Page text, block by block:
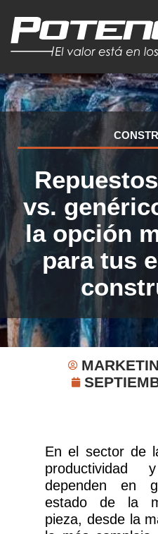
contenido
vs.
la opción
para tus
En el sector de
productividad
dependen en
estado de la
pieza, desde la